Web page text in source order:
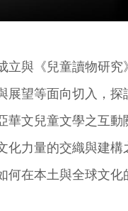
立與《兒童讀物研
展望等面向切入，探
華文兒童文學之互動
化力量的交織與建構
何在本土與全球文化